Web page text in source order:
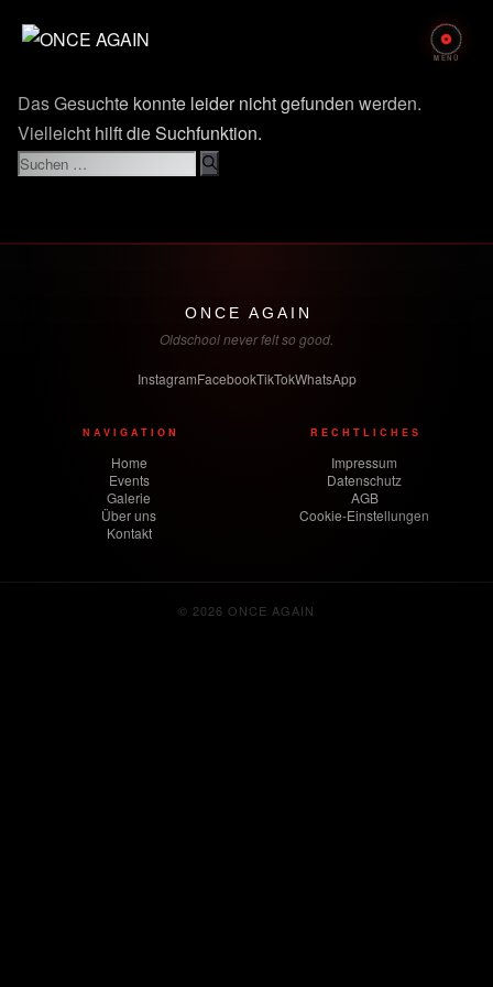
Inhalt
Das Gesuchte konnte leider nicht gefunden werden.
Vielleicht hilft die Suchfunktion.
Suchen
ONCE AGAIN
Oldschool never felt so good.
InstagramFacebookTikTokWhatsApp
NAVIGATION
Home
Events
Galerie
Über uns
Kontakt
RECHTLICHES
Impressum
Datenschutz
AGB
Cookie-Einstellungen
© 2026 ONCE AGAIN